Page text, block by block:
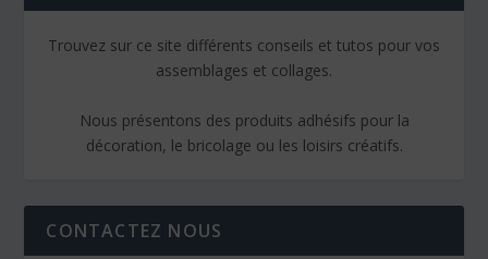
Trouvez sur ce site différents conseils et tutos pour vos
assemblages et collages.
Nous présentons des produits adhésifs pour la
décoration, le bricolage ou les loisirs créatifs.
CONTACTEZ NOUS